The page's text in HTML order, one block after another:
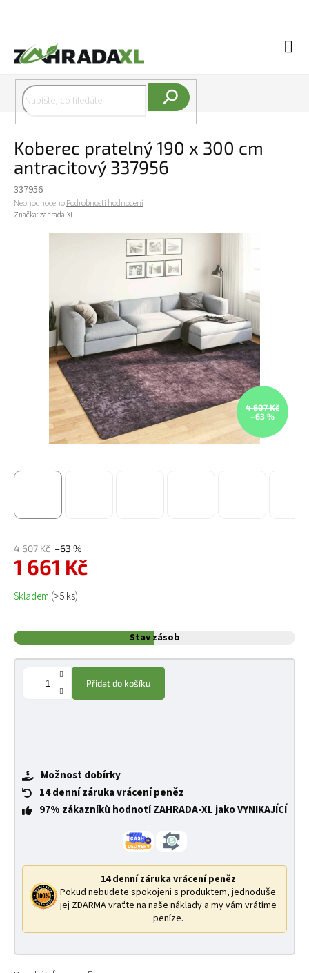
Koberec pratelný 190 x 300 cm
antracitový 337956
337956
Průměrné hodnocení produktu je 0,0 z 5 hvězdiček.
NeohodnocenoPodrobnosti hodnocení
Značka: zahrada-XL
4 607 Kč
–63 %
4 607 Kč –63 %
1 661 Kč
Měrná cena:
Skladem (>5 ks)
Stav zásob
Přidat do košíku
Možnost dobírky
14 denní záruka vrácení peněz
97% zákazníků hodnotí ZAHRADA-XL jako VYNIKAJÍCÍ
14 denní záruka vrácení peněz
Pokud nebudete spokojeni s produktem, jednoduše
jej ZDARMA vraťte na naše náklady a my vám vrátíme
peníze.